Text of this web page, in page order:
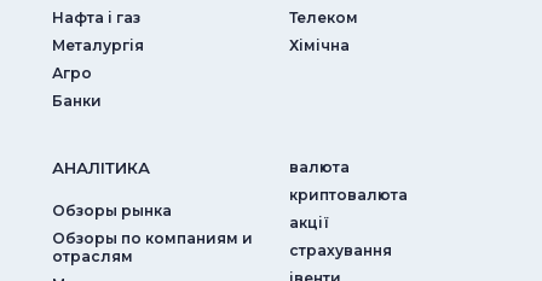
Нафта і газ
Металургія
Агро
Банки
Телеком
Хімічна
АНАЛIТИКА
Обзоры рынка
Обзоры по компаниям и
отраслям
валюта
криптовалюта
акції
страхування